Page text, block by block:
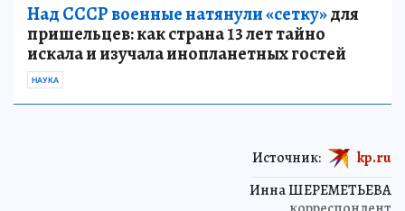
Над СССР военные натянули «сетку»для
пришельцев: как страна 13 лет тайно
искала и изучала инопланетных гостей
НАУКА
Инна ШЕРЕМЕТЬЕВА
Источник: kp.ru